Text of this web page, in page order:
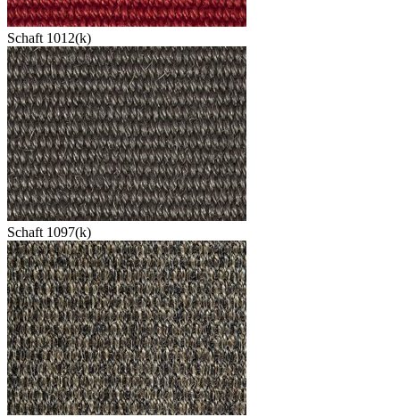
Schaft 1012(k)
Schaft 1097(k)